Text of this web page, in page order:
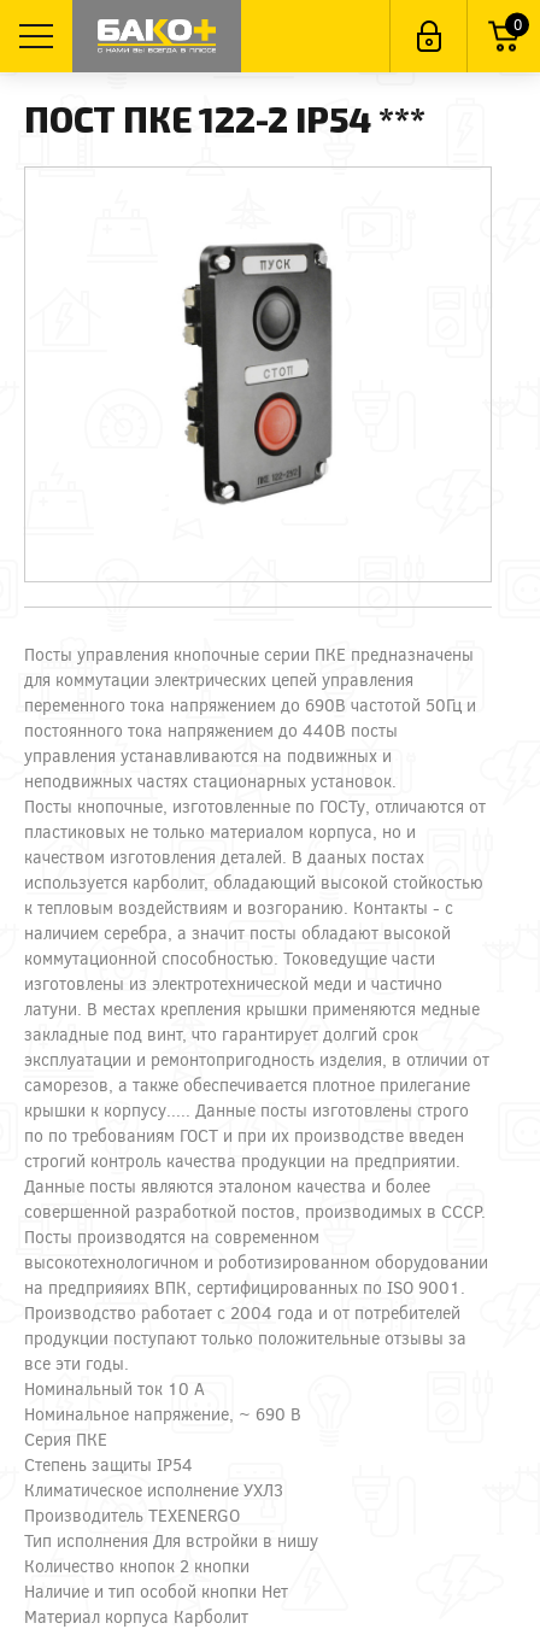
0
ПОСТ ПКЕ 122-2 IP54 ***
Посты управления кнопочные серии ПКЕ предназначены
для коммутации электрических цепей управления
переменного тока напряжением до 690В частотой 50Гц и
постоянного тока напряжением до 440В посты
управления устанавливаются на подвижных и
неподвижных частях стационарных установок.
Посты кнопочные, изготовленные по ГОСТу, отличаются от
пластиковых не только материалом корпуса, но и
качеством изготовления деталей. В дааных постах
используется карболит, обладающий высокой стойкостью
к тепловым воздействиям и возгоранию. Контакты - с
наличием серебра, а значит посты обладают высокой
коммутационной способностью. Токоведущие части
изготовлены из электротехнической меди и частично
латуни. В местах крепления крышки применяются медные
закладные под винт, что гарантирует долгий срок
эксплуатации и ремонтопригодность изделия, в отличии от
саморезов, а также обеспечивается плотное прилегание
крышки к корпусу..... Данные посты изготовлены строго
по по требованиям ГОСТ и при их производстве введен
строгий контроль качества продукции на предприятии.
Данные посты являются эталоном качества и более
совершенной разработкой постов, производимых в СССР.
Посты производятся на современном
высокотехнологичном и роботизированном оборудовании
на предприяиях ВПК, сертифицированных по ISO 9001.
Производство работает с 2004 года и от потребителей
продукции поступают только положительные отзывы за
все эти годы.
Номинальный ток 10 А
Номинальное напряжение, ~ 690 В
Серия ПКЕ
Степень защиты IP54
Климатическое исполнение УХЛ3
Производитель TEXENERGO
Тип исполнения Для встройки в нишу
Количество кнопок 2 кнопки
Наличие и тип особой кнопки Нет
Материал корпуса Карболит